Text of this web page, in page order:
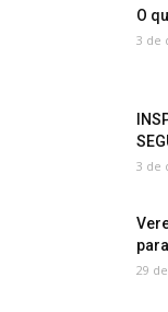
O
3 de
3 de
29